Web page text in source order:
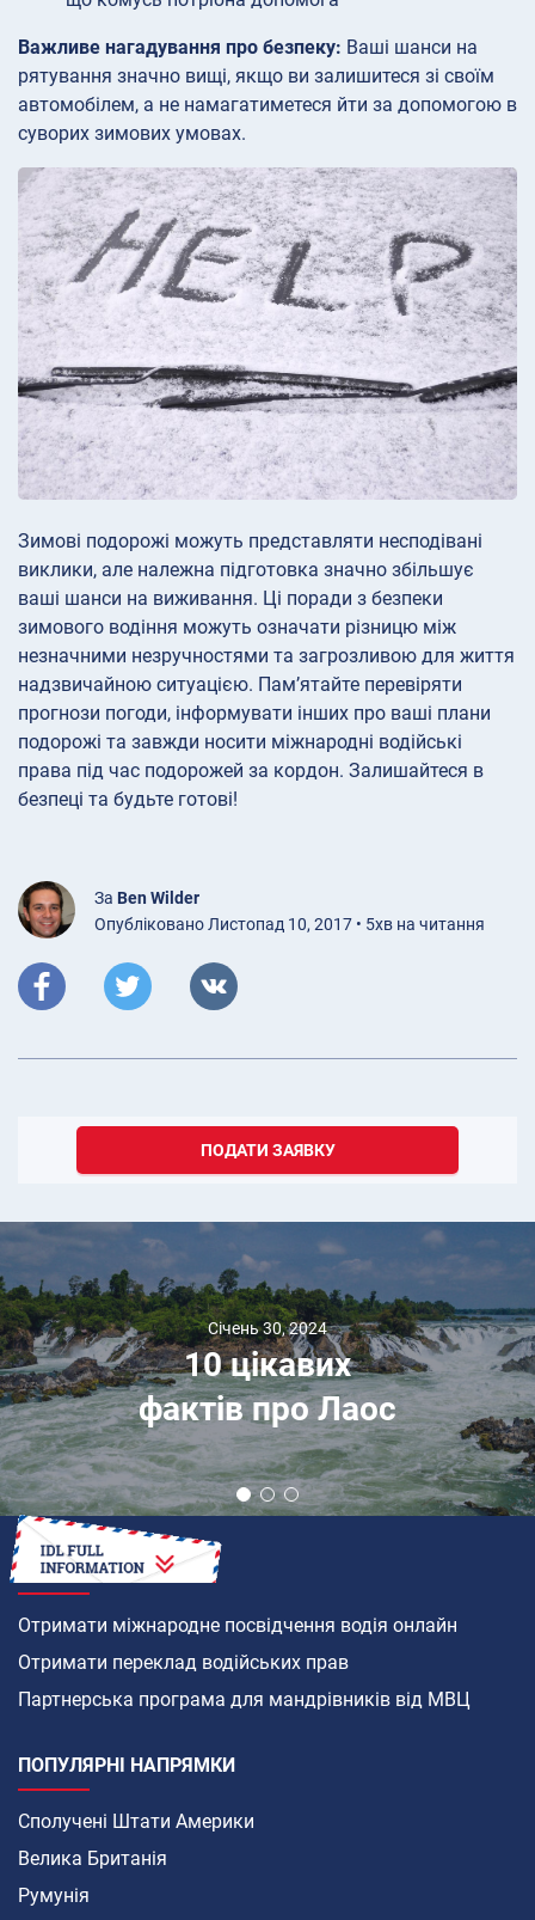
Важливе нагадування про безпеку: Ваші шанси на
рятування значно вищі, якщо ви залишитеся зі своїм
автомобілем, а не намагатиметеся йти за допомогою в
суворих зимових умовах.
Зимові подорожі можуть представляти несподівані
виклики, але належна підготовка значно збільшує
ваші шанси на виживання. Ці поради з безпеки
зимового водіння можуть означати різницю між
незначними незручностями та загрозливою для життя
надзвичайною ситуацією. Пам’ятайте перевіряти
прогнози погоди, інформувати інших про ваші плани
подорожі та завжди носити міжнародні водійські
права під час подорожей за кордон. Залишайтеся в
безпеці та будьте готові!
За Ben Wilder
Опубліковано Листопад 10, 2017 • 5хв на читання
ПОДАТИ ЗАЯВКУ
Січень 30, 2024
10 цікавих
фактів про Лаос
ЯК
Отримати міжнародне посвідчення водія онлайн
Отримати переклад водійських прав
Партнерська програма для мандрівників від МВЦ
ПОПУЛЯРНІ НАПРЯМКИ
Сполучені Штати Америки
Велика Британія
Румунія